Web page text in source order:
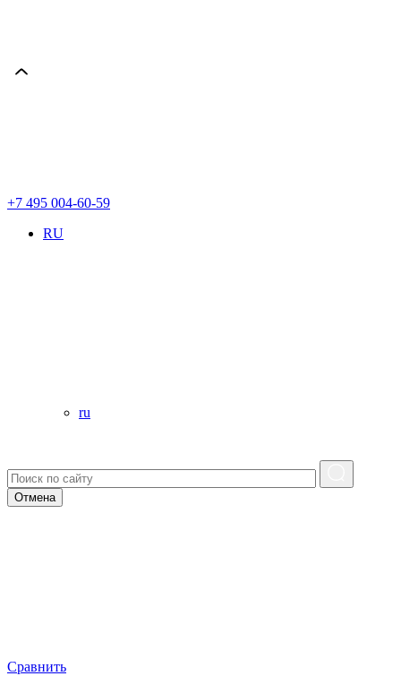
+7 495 004-60-59
RU
ru
Отмена
Сравнить